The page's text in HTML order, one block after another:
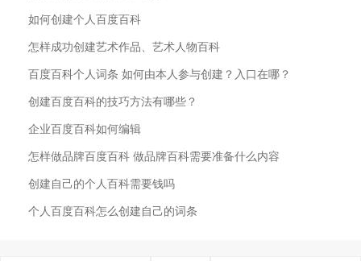
如何创建个人百度百科
怎样成功创建艺术作品、艺术人物百科
百度百科个人词条 如何由本人参与创建？入口在哪？
创建百度百科的技巧方法有哪些？
企业百度百科如何编辑
怎样做品牌百度百科 做品牌百科需要准备什么内容
创建自己的个人百科需要钱吗
个人百度百科怎么创建自己的词条